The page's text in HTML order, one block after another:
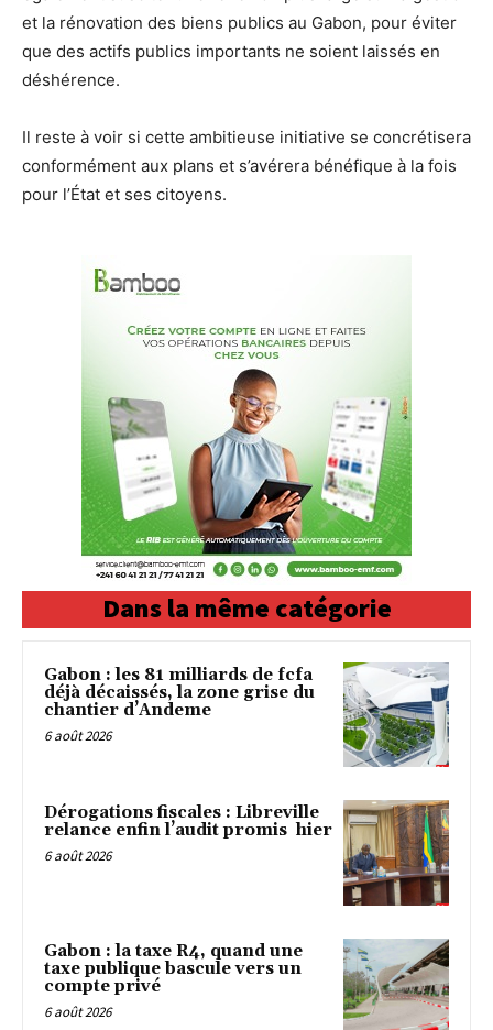
et la rénovation des biens publics au Gabon, pour éviter
que des actifs publics importants ne soient laissés en
déshérence.
Il reste à voir si cette ambitieuse initiative se concrétisera
conformément aux plans et s’avérera bénéfique à la fois
pour l’État et ses citoyens.
Dans la même catégorie
Gabon : les 81 milliards de fcfa
déjà décaissés, la zone grise du
chantier d’Andeme
6 août 2026
Dérogations fiscales : Libreville
relance enfin l’audit promis hier
6 août 2026
Gabon : la taxe R4, quand une
taxe publique bascule vers un
compte privé
6 août 2026